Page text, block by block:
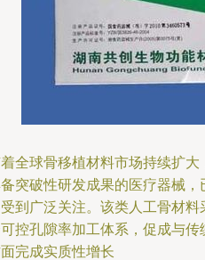
全球骨移植材料市场持续扩
突破性研发成果的医疗器械
到广泛关注。该类人工骨材
控孔隙率加工体系，促成与
完成实质性增长